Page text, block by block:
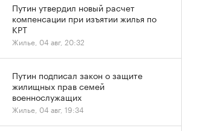
Путин утвердил новый расчет
компенсации при изъятии жилья по
КРТ
Жилье, 04 авг, 20:32
Путин подписал закон о защите
жилищных прав семей
военнослужащих
Жилье, 04 авг, 19:34